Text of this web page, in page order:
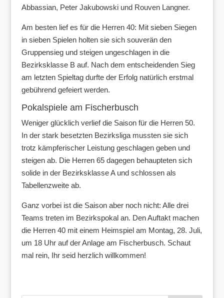
Abbassian, Peter Jakubowski und Rouven Langner.
Am besten lief es für die Herren 40: Mit sieben Siegen
in sieben Spielen holten sie sich souverän den
Gruppensieg und steigen ungeschlagen in die
Bezirksklasse B auf. Nach dem entscheidenden Sieg
am letzten Spieltag durfte der Erfolg natürlich erstmal
gebührend gefeiert werden.
Pokalspiele am Fischerbusch
Weniger glücklich verlief die Saison für die Herren 50.
In der stark besetzten Bezirksliga mussten sie sich
trotz kämpferischer Leistung geschlagen geben und
steigen ab. Die Herren 65 dagegen behaupteten sich
solide in der Bezirksklasse A und schlossen als
Tabellenzweite ab.
Ganz vorbei ist die Saison aber noch nicht: Alle drei
Teams treten im Bezirkspokal an. Den Auftakt machen
die Herren 40 mit einem Heimspiel am Montag, 28. Juli,
um 18 Uhr auf der Anlage am Fischerbusch. Schaut
mal rein, Ihr seid herzlich willkommen!